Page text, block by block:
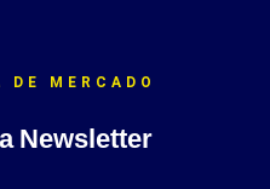
MERCADO
Newsletter